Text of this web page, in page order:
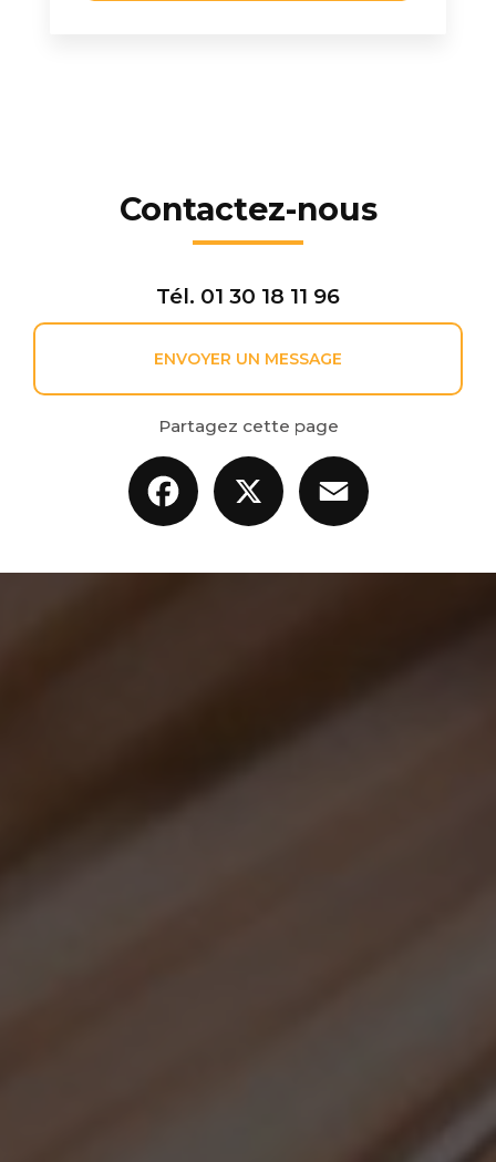
Contactez-nous
Tél. 01 30 18 11 96
ENVOYER UN MESSAGE
Partagez cette page
Facebook